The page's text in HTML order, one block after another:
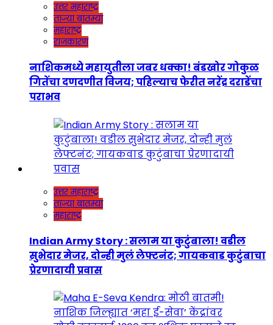
उत्तर महाराष्ट्र
ताज्या बातम्या
महाराष्ट्र
राजकारण
नाशिकमध्ये महायुतीला जबर धक्का! बंडखोर गोकुळ
गितेंचा दणदणीत विजय; पहिल्याच फेरीत नरेंद्र दराडेंचा
पराभव
उत्तर महाराष्ट्र
ताज्या बातम्या
महाराष्ट्र
Indian Army Story : सलाम या कुटुंबाला! वडील
सुभेदार मेजर, दोन्ही मुलं लेफ्टनंट; गायकवाड कुटुंबाचा
प्रेरणादायी प्रवास